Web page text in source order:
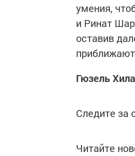
умения,
и Ринат
оставив
Гюзель
Следите
Читайте